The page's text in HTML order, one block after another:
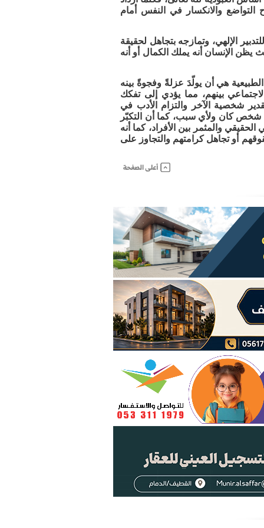
التواضع والانكسار في النفس أمام
الإلهي، وتمازجه بتجاهل لحقيقة
يظن الإنسان أنه يملك الكمال أو أنه
الطبيعية هي أن يولّدَ عزلةً وفجوةً بينه
بينهم، مما يؤدي إلى تفكك
شخصية الآخر والتزام الأدب في
شخص كان ولأي سبب، كما أن التكبّر
والمثمر بين الأفراد، كما أنه
أو تجاهل كرامتهم والتجاوز على